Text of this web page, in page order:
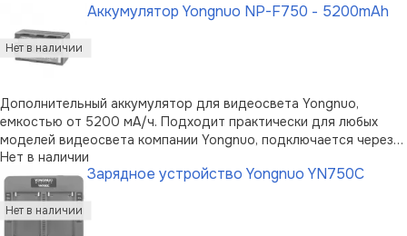
Аккумулятор Yongnuo NP-F750 - 5200mAh
Дополнительный аккумулятор для видеосвета Yongnuo,
емкостью от 5200 мА/ч. Подходит практически для любых
моделей видеосвета компании Yongnuo, подключается через
специальный разъем на тыльной стороне устройства. Зарядка
осуществляется при зарядного устройства (не идет в
комплекте). Совместим с …
Нет в наличии
Зарядное устройство Yongnuo YN750C